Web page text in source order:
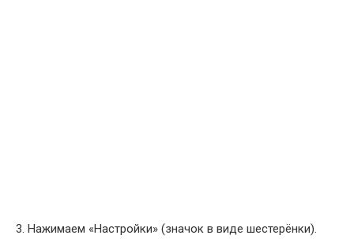
3. Нажимаем «Настройки» (значок в виде шестерёнки).